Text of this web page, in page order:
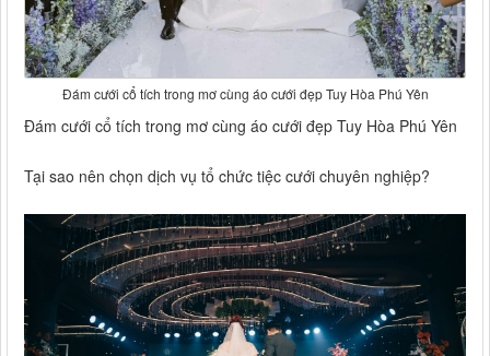
Đám cưới cổ tích trong mơ cùng áo cưới đẹp Tuy Hòa Phú Yên
Đám cưới cổ tích trong mơ cùng áo cưới đẹp Tuy Hòa Phú Yên
Tại sao nên chọn dịch vụ tổ chức tiệc cưới chuyên nghiệp?